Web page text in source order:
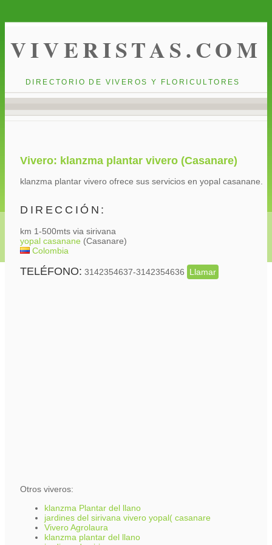
VIVERISTAS.COM
DIRECTORIO DE VIVEROS Y FLORICULTORES
Vivero: klanzma plantar vivero (Casanare)
klanzma plantar vivero ofrece sus servicios en yopal casanane.
DIRECCIÓN:
km 1-500mts via sirivana
yopal casanane (Casanare)
Colombia
TELÉFONO: 3142354637-3142354636 Llamar
Otros viveros:
klanzma Plantar del llano
jardines del sirivana vivero yopal( casanare
Vivero Agrolaura
klanzma plantar del llano